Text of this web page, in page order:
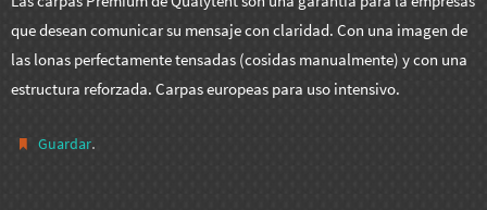
que desean comunicar su mensaje con claridad. Con una imagen de
las lonas perfectamente tensadas (cosidas manualmente) y con una
estructura reforzada. Carpas europeas para uso intensivo.
Guardar.